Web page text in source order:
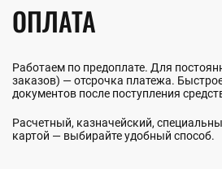
ОПЛАТА
Работаем по предоплате. Для
заказов) — отсрочка платежа.
документов после поступления
Расчетный, казначейский,
картой — выбирайте удобный способ.